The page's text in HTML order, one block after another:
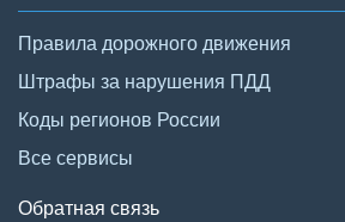
Правила дорожного движения
Штрафы за нарушения ПДД
Коды регионов России
Все сервисы
Обратная связь